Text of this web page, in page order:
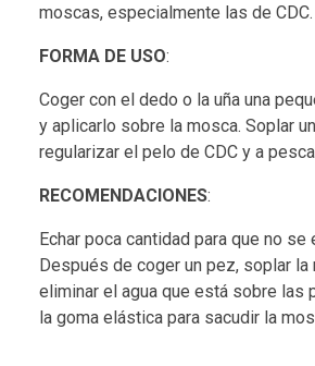
moscas, especialmente las de CDC.
FORMA DE USO:
Coger con el dedo o la uña una
y aplicarlo sobre la mosca. Soplar
regularizar el pelo de CDC y a
RECOMENDACIONES:
Echar poca cantidad para que no se
Después de coger un pez, soplar la
eliminar el agua que está sobre las
la goma elástica para sacudir la